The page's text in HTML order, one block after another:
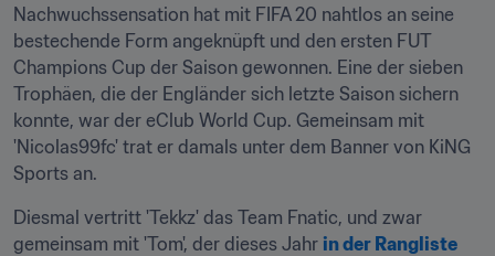
Nachwuchssensation hat mit FIFA 20 nahtlos an seine
bestechende Form angeknüpft und den ersten FUT
Champions Cup der Saison gewonnen. Eine der sieben
Trophäen, die der Engländer sich letzte Saison sichern
konnte, war der eClub World Cup. Gemeinsam mit
'Nicolas99fc' trat er damals unter dem Banner von KiNG
Sports an.
Diesmal vertritt 'Tekkz' das Team Fnatic, und zwar
gemeinsam mit 'Tom', der dieses Jahr in der Rangliste